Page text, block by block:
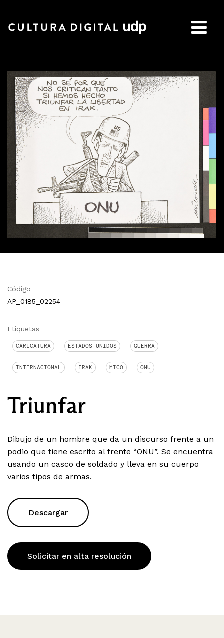
Código
AP_0185_02254
Etiquetas
CARICATURA ESTADOS UNIDOS GUERRA
INTERNACIONAL IRAK MICO ONU
Triunfar
Dibujo de un hombre que da un discurso frente a un
podio que tiene escrito al frente “ONU”. Se encuentra
usando un casco de soldado y lleva en su cuerpo
varios tipos de armas.
Descargar
Solicitar en alta resolución